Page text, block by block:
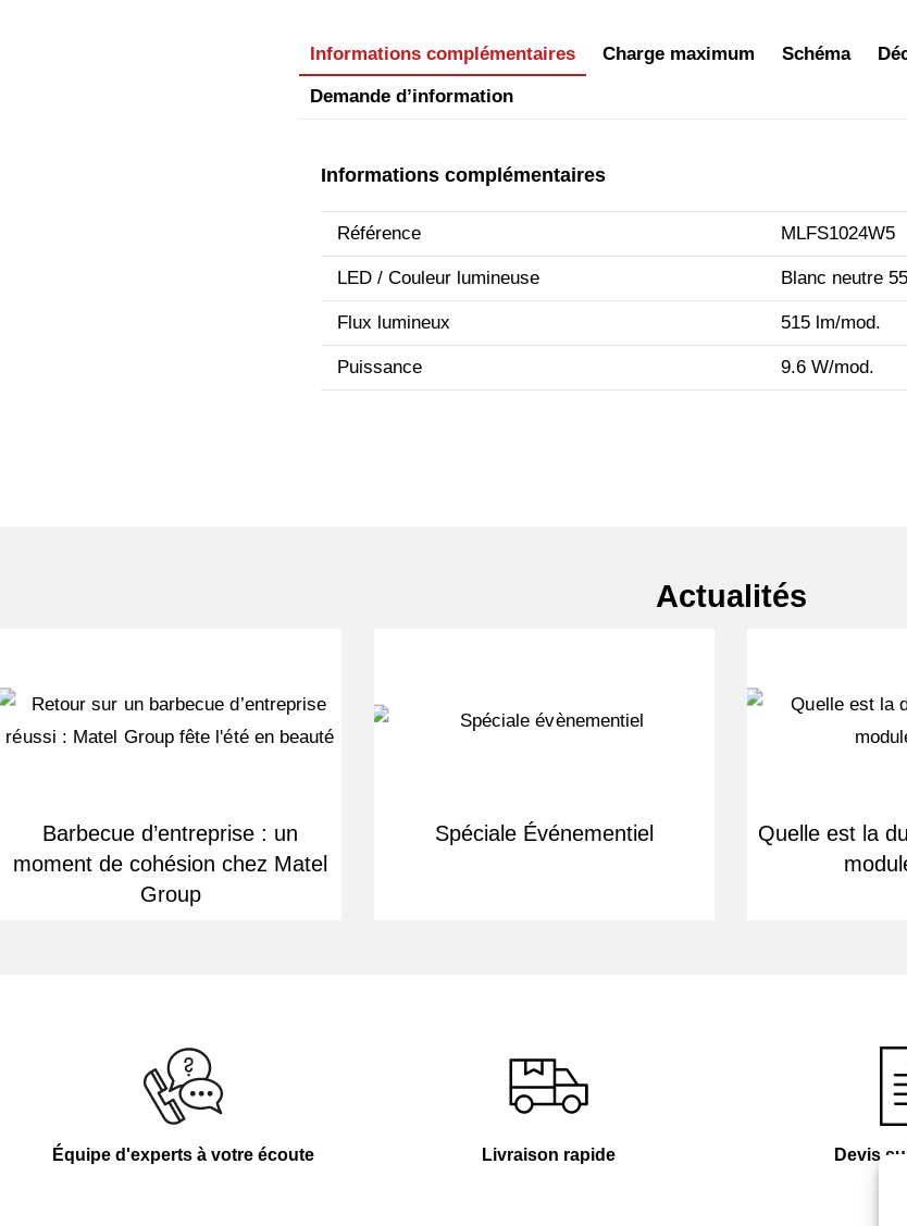
Informations complémentaires Charge maximum Schéma
Demande d’information
Informations complémentaires
Référence MLFS1024W5
LED / Couleur lumineuse Blanc neutre
Flux lumineux 515 lm/mod.
Puissance 9.6 W/mod.
Actualités
Barbecue d’entreprise : un
moment de cohésion chez Matel
Group
Spéciale Événementiel
Quelle est la
Équipe d'experts à votre écoute Livraison rapide Devis